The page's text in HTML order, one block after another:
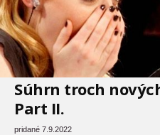
Súhrn troch
Part II.
pridané 7.9.2022